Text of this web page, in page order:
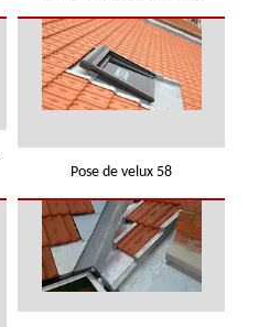
Pose de velux 58